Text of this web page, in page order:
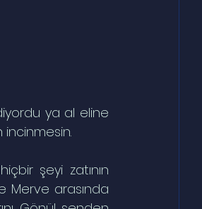
ya al eline
incinmesin.
şeyi zatının
Merve arasında